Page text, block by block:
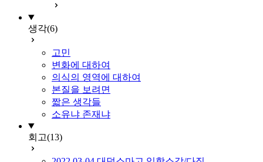
생각(6)
고민
변화에 대하여
의식의 영역에 대하여
본질을 보려면
짧은 생각들
소유냐 존재냐
회고(13)